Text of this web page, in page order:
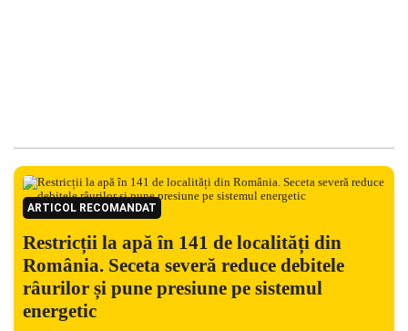
ARTICOL RECOMANDAT
Restricții la apă în 141 de localități din
România. Seceta severă reduce debitele
râurilor și pune presiune pe sistemul
energetic